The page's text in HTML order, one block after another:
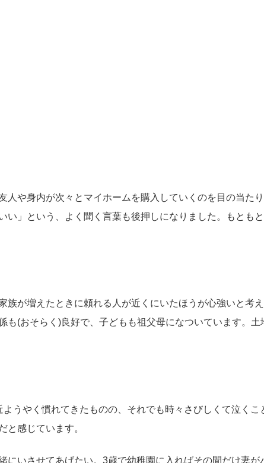
や身内が次々とマイホームを購入していくのを目の当た
」という、よく聞く言葉も後押しになりました。もとも
が増えたときに頼れる人が近くにいたほうが心強いと考
(おそらく)良好で、子どもも祖父母になついています。
うやく慣れてきたものの、それでも時々さびしくて泣くこ
と感じています。
いさせてあげたい。3歳で幼稚園に入ればその間だけ妻が